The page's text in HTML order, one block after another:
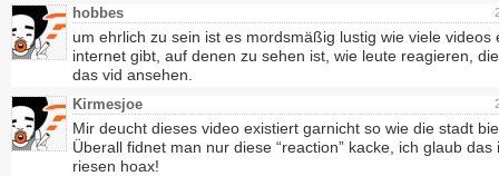
hobbes
um ehrlich zu sein ist es mordsmäßig lustig wie viele videos
internet gibt, auf denen zu sehen ist, wie leute reagieren,
das vid ansehen.
Kirmesjoe
Mir deucht dieses video existiert garnicht so wie die stadt
Überall fidnet man nur diese “reaction” kacke, ich glaub das
riesen hoax!